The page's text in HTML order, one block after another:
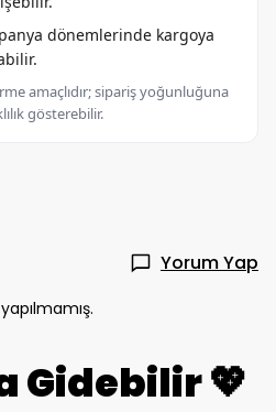
dönemlerinde kargoya
amaçlıdır; sipariş yoğunluğuna
gösterebilir.
Yorum Yap
Gidebilir 💖